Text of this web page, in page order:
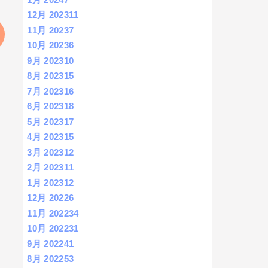
12月 202311
11月 20237
10月 20236
9月 202310
8月 202315
7月 202316
6月 202318
5月 202317
4月 202315
3月 202312
2月 202311
1月 202312
12月 20226
11月 202234
10月 202231
9月 202241
8月 202253